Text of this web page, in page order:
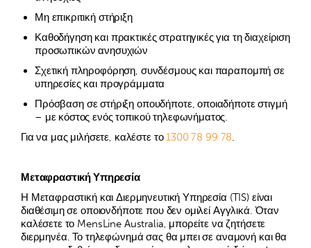
Μη επικριτική στήριξη
Καθοδήγηση και πρακτικές στρατηγικές για τη διαχείριση
προσωπικών ανησυχιών
Σχετική πληροφόρηση, συνδέσμους και παραπομπή σε
υπηρεσίες και προγράμματα
Πρόσβαση σε στήριξη οπουδήποτε, οποιαδήποτε στιγμή
– με κόστος ενός τοπικού τηλεφωνήματος.
Για να μας μιλήσετε, καλέστε το1300 78 99 78.
ΜεταφραστικήΥπηρεσία
Η Μεταφραστική και Διερμηνευτική Υπηρεσία (TIS) είναι
διαθέσιμη σε οποιονδήποτε που δεν ομιλεί Αγγλικά. Όταν
καλέσετε το MensLine Australia, μπορείτε να ζητήσετε
διερμηνέα. Το τηλεφώνημά σας θα μπει σε αναμονή και θα